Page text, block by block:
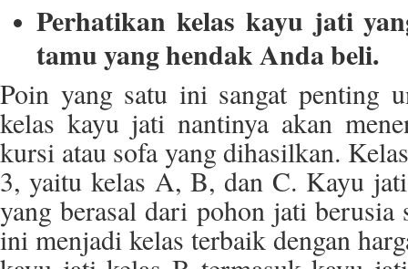
Perhatikan kelas kayu jati
tamu yang hendak Anda beli.
Poin yang satu ini sangat penting
kelas kayu jati nantinya akan
kursi atau sofa yang dihasilkan.
3, yaitu kelas A, B, dan C. Kayu
yang berasal dari pohon jati
ini menjadi kelas terbaik dengan